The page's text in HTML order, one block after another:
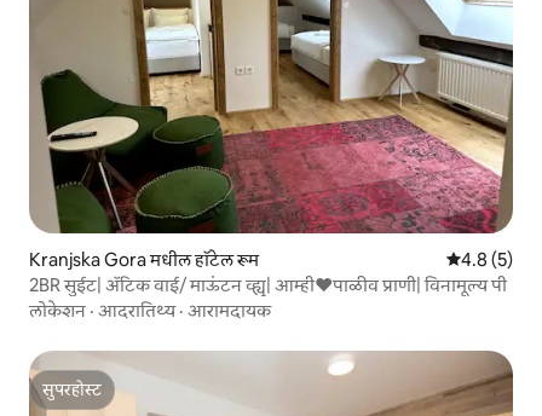
Kranjska Gora मधील हॉटेल रूम 5 पैकी 4.8
4.8 (5)
2BR सुईट| ॲटिक वाई/ माऊंटन व्ह्यू| आम्ही♥पाळीव प्राणी| विनामूल्य पी
लोकेशन · आदरातिथ्य· आरामदायक
सुपरहोस्ट
सुपरहोस्ट